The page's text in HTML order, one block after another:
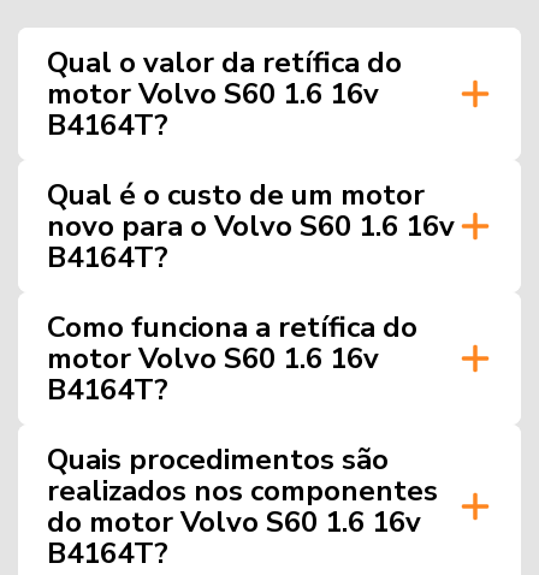
Qual o valor da retífica do
motor Volvo S60 1.6 16v
B4164T?
Qual é o custo de um motor
novo para o Volvo S60 1.6 16v
B4164T?
Como funciona a retífica do
motor Volvo S60 1.6 16v
B4164T?
Quais procedimentos são
realizados nos componentes
do motor Volvo S60 1.6 16v
B4164T?